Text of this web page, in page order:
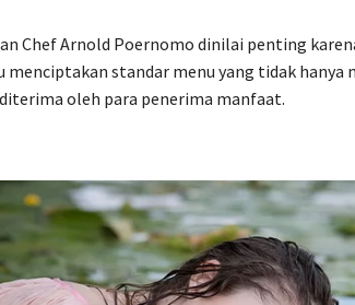
Chef Arnold Poernomo dinilai penting
menciptakan standar menu yang tidak
oleh para penerima manfaat.